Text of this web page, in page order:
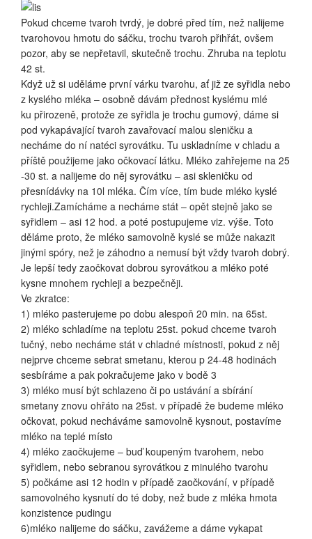
Pokud chceme tvaroh tvrdý, je dobré před tím, než nalijeme
tvarohovou hmotu do sáčku, trochu tvaroh přihřát, ovšem
pozor, aby se nepřetavil, skutečně trochu. Zhruba na teplotu
42 st.
Když už si uděláme první várku tvarohu, ať již ze syřidla nebo
z kyslého mléka – osobně dávám přednost kyslému mlé
ku přirozeně, protože ze syřidla je trochu gumový, dáme si
pod vykapávající tvaroh zavařovací malou sleničku a
necháme do ní natéci syrovátku. Tu uskladníme v chladu a
příště použijeme jako očkovací látku. Mléko zahřejeme na 25
-30 st. a nalijeme do něj syrovátku – asi skleničku od
přesnídávky na 10l mléka. Čím více, tím bude mléko kyslé
rychleji.Zamícháme a necháme stát – opět stejně jako se
syřidlem – asi 12 hod. a poté postupujeme viz. výše. Toto
děláme proto, že mléko samovolně kyslé se může nakazit
jinými spóry, než je záhodno a nemusí být vždy tvaroh dobrý.
Je lepší tedy zaočkovat dobrou syrovátkou a mléko poté
kysne mnohem rychleji a bezpečněji.
Ve zkratce:
1) mléko pasterujeme po dobu alespoň 20 min. na 65st.
2) mléko schladíme na teplotu 25st. pokud chceme tvaroh
tučný, nebo necháme stát v chladné místnosti, pokud z něj
nejprve chceme sebrat smetanu, kterou p 24-48 hodinách
sesbíráme a pak pokračujeme jako v bodě 3
3) mléko musí být schlazeno či po ustávání a sbírání
smetany znovu ohřáto na 25st. v případě že budeme mléko
očkovat, pokud necháváme samovolně kysnout, postavíme
mléko na teplé místo
4) mléko zaočkujeme – buď koupeným tvarohem, nebo
syřidlem, nebo sebranou syrovátkou z minulého tvarohu
5) počkáme asi 12 hodin v případě zaočkování, v případě
samovolného kysnutí do té doby, než bude z mléka hmota
konzistence pudingu
6)mléko nalijeme do sáčku, zavážeme a dáme vykapat